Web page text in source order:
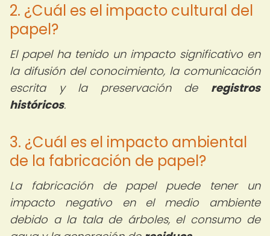
2. ¿Cuál es el impacto cultural del
papel?
El papel ha tenido un impacto significativo en
la difusión del conocimiento, la comunicación
escrita y la preservación de registros
históricos.
3. ¿Cuál es el impacto ambiental
de la fabricación de papel?
La fabricación de papel puede tener un
impacto negativo en el medio ambiente
debido a la tala de árboles, el consumo de